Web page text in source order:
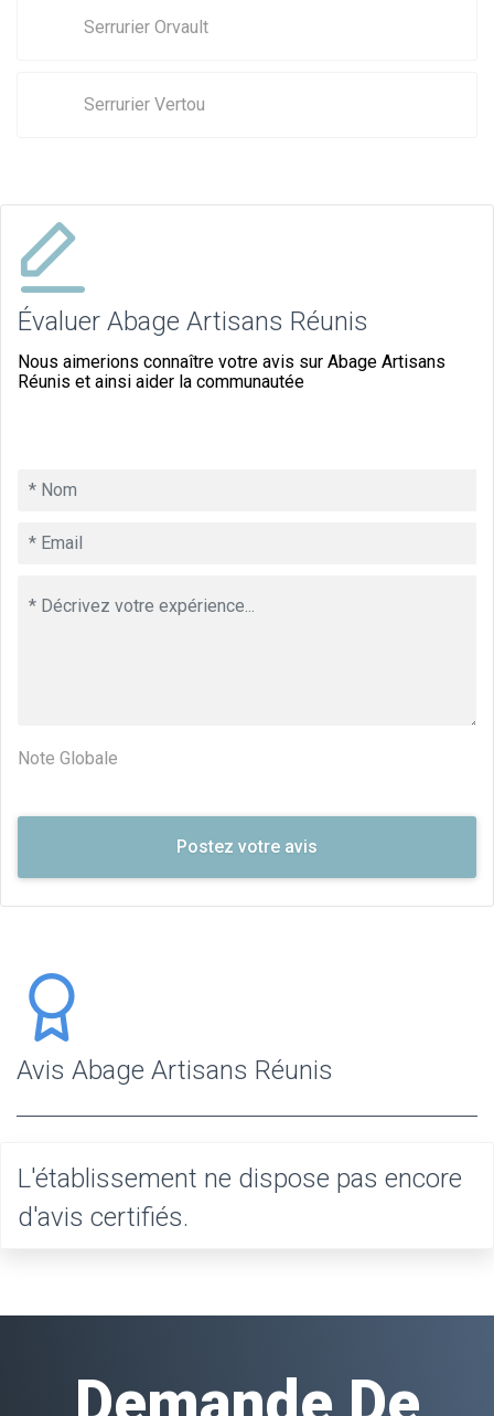
Serrurier Orvault
Serrurier Vertou
Évaluer Abage Artisans Réunis
Nous aimerions connaître votre avis sur Abage Artisans
Réunis et ainsi aider la communautée
Note Globale
Avis Abage Artisans Réunis
L'établissement ne dispose pas encore
d'avis certifiés.